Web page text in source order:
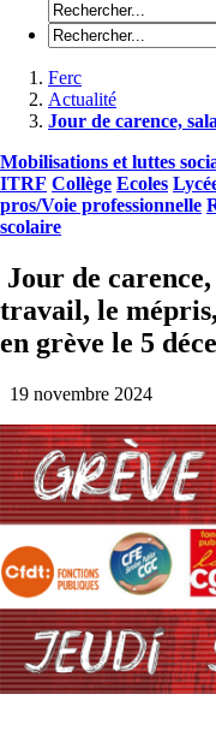
Ferc
Actualité
Jour de carence,
Mobilisations et luttes
ITRF Collège Ecoles
pros/Voie professionnelle
scolaire
Jour de
travail, le
en grève le 5
19 novembre 2024